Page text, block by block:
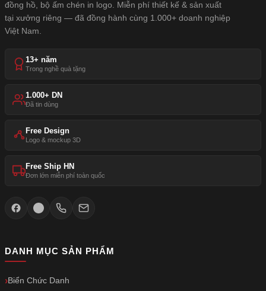
đồng hồ, bộ ấm chén in logo. Miễn phí thiết kế & sản xuất
tại xưởng riêng — đã đồng hành cùng 1.000+ doanh nghiệp
Việt Nam.
13+ năm
Trong nghề quà tặng
1.000+ DN
Đã tin dùng
Free Design
Logo & mockup 3D
Free Ship HN
Đơn lớn miễn phí toàn quốc
DANH MỤC SẢN PHẨM
Biển Chức Danh